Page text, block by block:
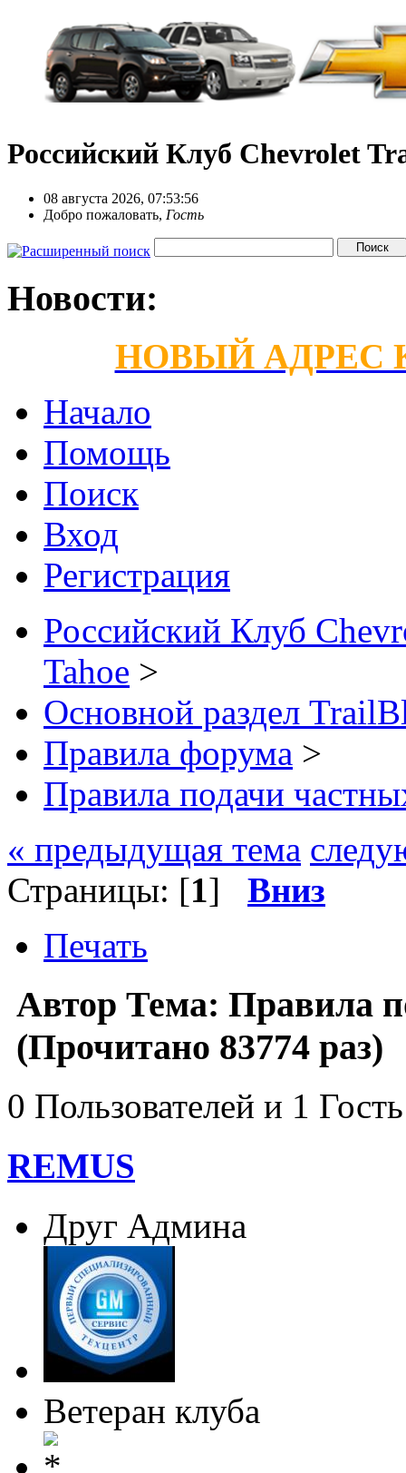
Российский Клуб Chevrolet
08 августа 2026, 07:53:56
Добро пожаловать, Гость
Новости:
НОВЫЙ АДРЕС
Начало
Помощь
Поиск
Вход
Регистрация
Российский Клуб
Tahoe >
Основной раздел
Правила форума >
Правила подачи
« предыдущая тема
Страницы: [1] Вниз
Печать
Автор Тема: Правила
(Прочитано 83774 раз)
0 Пользователей и 1
REMUS
Друг Админа
Ветеран клуба